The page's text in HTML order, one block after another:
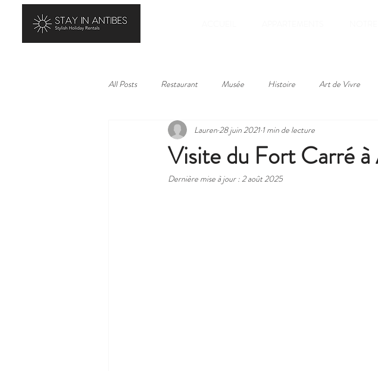
All Posts Restaurant Musée Histoire Art de Vivre
Visite du Fort Carré
Lauren28 juin 2021 1 min de lecture
Dernière mise à jour :2 août 2025